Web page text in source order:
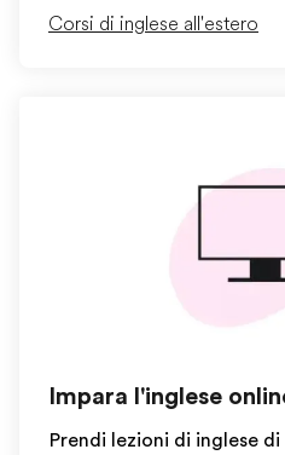
Corsi di inglese all'estero
Impara l'inglese
Prendi lezioni di inglese